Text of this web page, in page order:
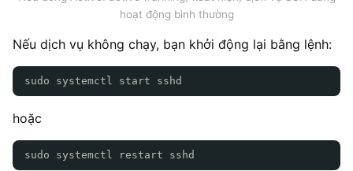
hoạt động bình thường
Nếu dịch vụ không chạy, bạn khởi động lại bằng lệnh:
sudo systemctl start sshd
hoặc
sudo systemctl restart sshd